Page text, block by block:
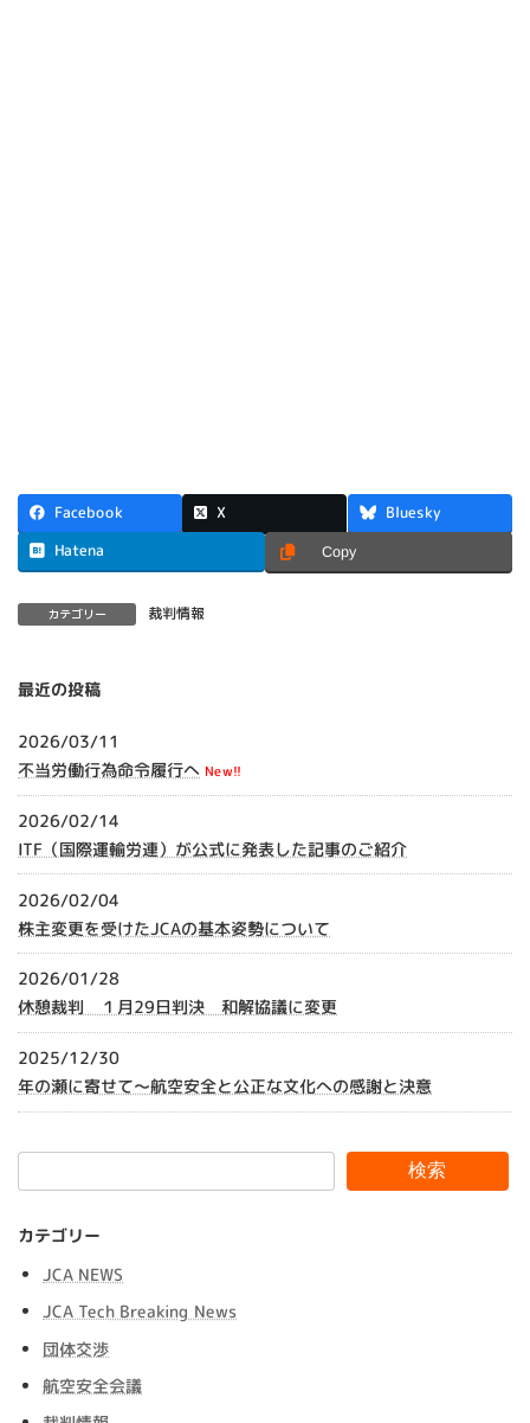
Facebook X Bluesky
Hatena Copy
カテゴリー 裁判情報
最近の投稿
2026/03/11
不当労働行為命令履行へ New!!
2026/02/14
ITF（国際運輸労連）が公式に発表した記事のご紹介
2026/02/04
株主変更を受けたJCAの基本姿勢について
2026/01/28
休憩裁判 １月29日判決 和解協議に変更
2025/12/30
年の瀬に寄せて～航空安全と公正な文化への感謝と決意
検索
カテゴリー
JCA NEWS
JCA Tech Breaking News
団体交渉
航空安全会議